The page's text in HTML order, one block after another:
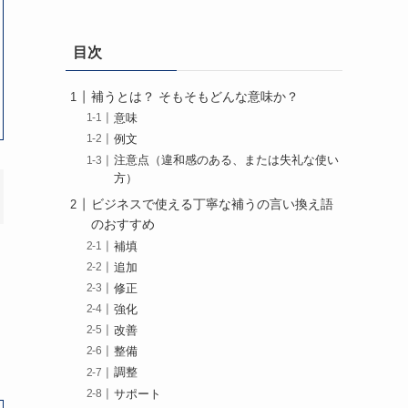
目次
補うとは？ そもそもどんな意味か？
意味
例文
注意点（違和感のある、または失礼な使い
方）
ビジネスで使える丁寧な補うの言い換え語
のおすすめ
補填
追加
修正
強化
改善
整備
調整
サポート